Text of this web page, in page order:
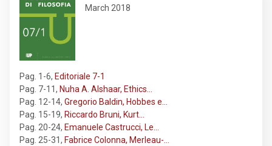
March 2018
Pag. 1-6, Editoriale 7-1
Pag. 7-11, Nuha A. Alshaar, Ethics…
Pag. 12-14, Gregorio Baldin, Hobbes e…
Pag. 15-19, Riccardo Bruni, Kurt…
Pag. 20-24, Emanuele Castrucci, Le…
Pag. 25-31, Fabrice Colonna, Merleau-…